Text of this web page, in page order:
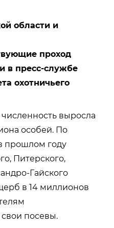
области и
проход
в пресс-службе
охотничьего
выросла
особей. По
прошлом году
Питерского,
Гайского
в 14 миллионов
свои посевы.